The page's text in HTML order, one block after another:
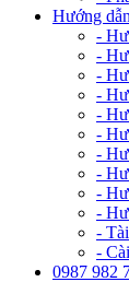
Hướng dẫn
-
-
-
-
-
-
-
-
-
-
-
-
0987 982